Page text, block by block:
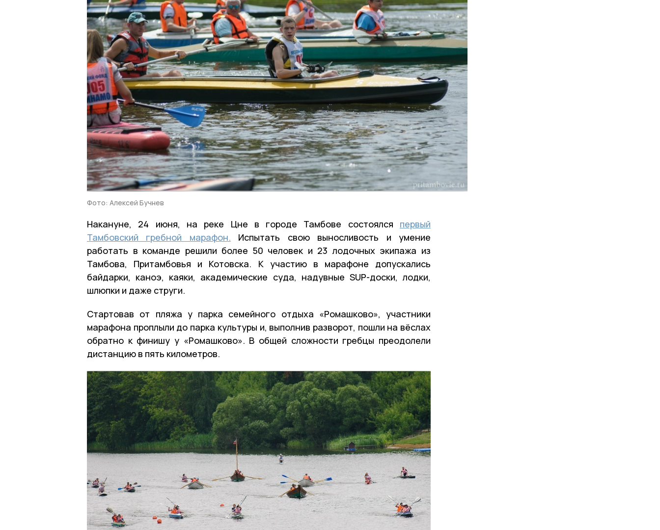
Фото: Алексей Бучнев
Накануне, 24 июня, на реке Цне в городе Тамбове состоялся первый
Тамбовский гребной марафон. Испытать свою выносливость и умение
работать в команде решили более 50 человек и 23 лодочных экипажа из
Тамбова, Притамбовья и Котовска. К участию в марафоне допускались
байдарки, каноэ, каяки, академические суда, надувные SUP-доски, лодки,
шлюпки и даже струги.
Стартовав от пляжа у парка семейного отдыха «Ромашково», участники
марафона проплыли до парка культуры и, выполнив разворот, пошли на вёслах
обратно к финишу у «Ромашково». В общей сложности гребцы преодолели
дистанцию в пять километров.